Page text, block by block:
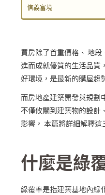
信義富境
買房除了首重價格、 地
進而成就優質的生活品質
好環境，是最新的購屋趨
而房地產建築開發與規劃
不僅攸關到建築物的設計
影響， 本篇將詳細解釋這
什麼是綠
綠覆率是指建築基地內綠